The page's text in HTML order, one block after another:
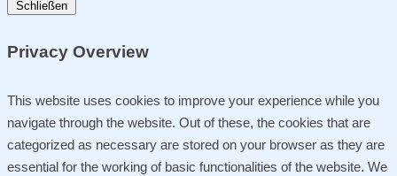
Schließen
Privacy Overview
This website uses cookies to improve your experience while you
navigate through the website. Out of these, the cookies that are
categorized as necessary are stored on your browser as they are
essential for the working of basic functionalities of the website. We